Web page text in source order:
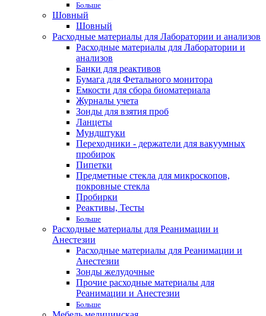
Больше
Шовный
Шовный
Расходные материалы для Лаборатории и анализов
Расходные материалы для Лаборатории и
анализов
Банки для реактивов
Бумага для Фетального монитора
Емкости для сбора биоматериала
Журналы учета
Зонды для взятия проб
Ланцеты
Мундштуки
Переходники - держатели для вакуумных
пробирок
Пипетки
Предметные стекла для микроскопов,
покровные стекла
Пробирки
Реактивы, Тесты
Больше
Расходные материалы для Реанимации и
Анестезии
Расходные материалы для Реанимации и
Анестезии
Зонды желудочные
Прочие расходные материалы для
Реанимации и Анестезии
Больше